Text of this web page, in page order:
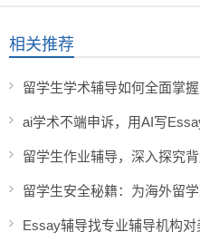
相关推荐
留学生学术辅导如何全面掌
留学生作业辅导，深入探究
留学生安全秘籍：为海外留
Essay辅导找专业辅导机构对